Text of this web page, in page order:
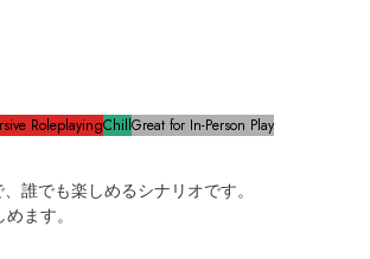
RoleplayingChillGreat for In-Person Play
誰でも楽しめるシナリオです。
ます。